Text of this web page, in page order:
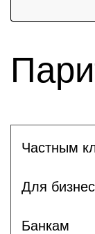
Частным
Для
Банкам